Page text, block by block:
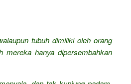
tubuh dimiliki oleh orang
mereka hanya dipersembahkan